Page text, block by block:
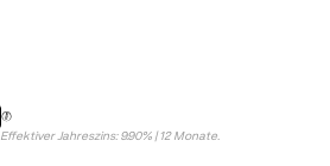
Jahreszins: 9.90% | 12 Monate.